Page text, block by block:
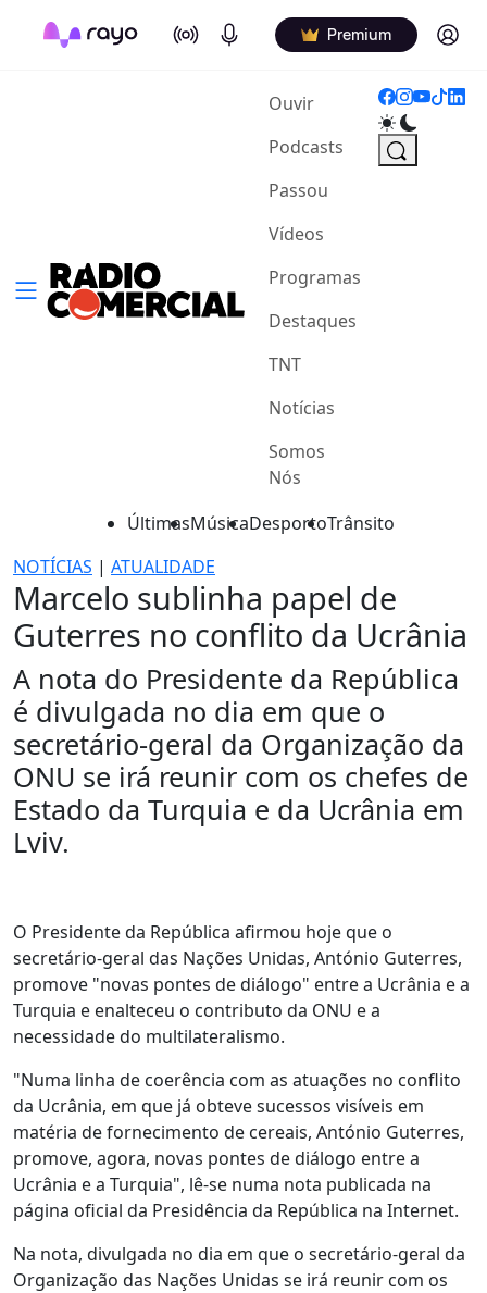
On Air Podcasts Premium Log in
Ouvir(current)
Podcasts
Passou
Vídeos
Programas
Destaques
TNT
Notícias
Somos
Nós
ÚltimasMúsicaDesportoTrânsito
NOTÍCIAS | ATUALIDADE
Marcelo sublinha papel de
Guterres no conflito da Ucrânia
A nota do Presidente da República
é divulgada no dia em que o
secretário-geral da Organização da
ONU se irá reunir com os chefes de
Estado da Turquia e da Ucrânia em
Lviv.
O Presidente da República afirmou hoje que o
secretário-geral das Nações Unidas, António Guterres,
promove "novas pontes de diálogo" entre a Ucrânia e a
Turquia e enalteceu o contributo da ONU e a
necessidade do multilateralismo.
"Numa linha de coerência com as atuações no conflito
da Ucrânia, em que já obteve sucessos visíveis em
matéria de fornecimento de cereais, António Guterres,
promove, agora, novas pontes de diálogo entre a
Ucrânia e a Turquia", lê-se numa nota publicada na
página oficial da Presidência da República na Internet.
Na nota, divulgada no dia em que o secretário-geral da
Organização das Nações Unidas se irá reunir com os